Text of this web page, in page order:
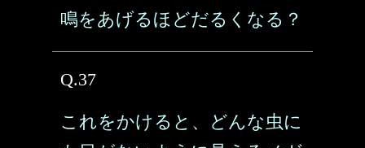
鳴をあげるほどだるくなる？
Q.37
これをかけると、どんな虫に